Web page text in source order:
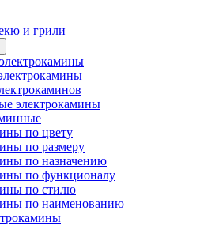
и грили
электрокамины
по цвету
по размеру
по назначению
по функционалу
по стилю
по наименованию